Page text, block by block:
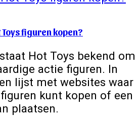
Toys figuren kopen?
Hot Toys bekend om
actie figuren. In
lijst met websites waar
kunt kopen of een
plaatsen.